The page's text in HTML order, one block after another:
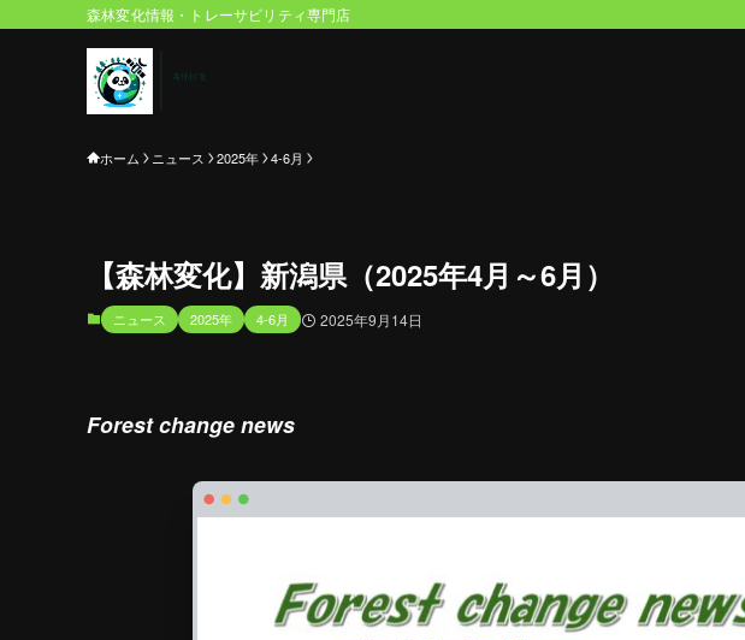
森林変化情報・トレーサビリティ専門店
ホーム ニュース 2025年 4-6月
【森林変化】新潟県（2025年4月～6月）
ニュース 2025年 4-6月 2025年9月14日
Forest change news